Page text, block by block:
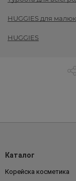
HUGGIES для
HUGGIES
Каталог
Корейска косметика